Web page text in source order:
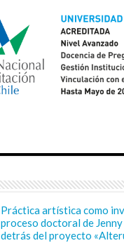
Práctica artística como
proceso doctoral de
detrás del proyecto